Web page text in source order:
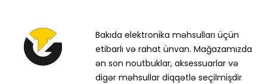
Bakıda elektronika məhsulları üçün
etibarlı və rahat ünvan. Mağazamızda
ən son noutbuklar, aksessuarlar və
digər məhsullar diqqətlə seçilmişdir